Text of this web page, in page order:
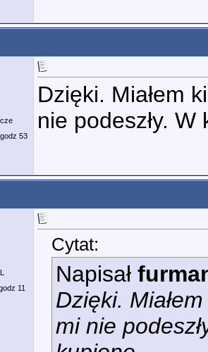
53
Dzięki. Miałem
nie podeszły.
11
Cytat:
Napisał
Dzięki.
mi nie